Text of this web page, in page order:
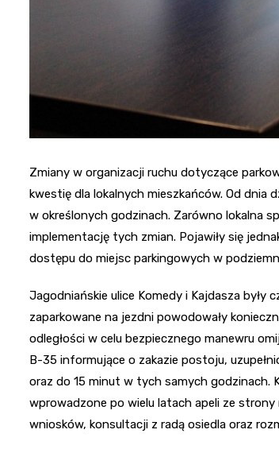
Zmiany w organizacji ruchu dotyczące
kwestię dla lokalnych mieszkańców. Od dnia
w określonych godzinach. Zarówno lokalna
implementację tych zmian. Pojawiły się
dostępu do miejsc parkingowych w
Jagodniańskie ulice Komedy i Kajdasza
zaparkowane na jezdni powodowały
odległości w celu bezpiecznego manewru
B-35 informujące o zakazie postoju,
oraz do 15 minut w tych samych godzinach.
wprowadzone po wielu latach apeli ze
wniosków, konsultacji z radą osiedla oraz